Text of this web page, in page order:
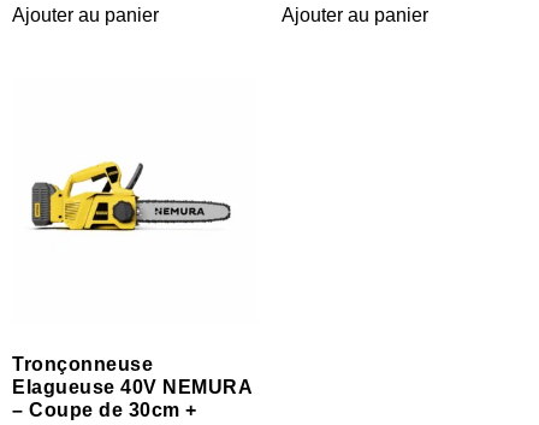
Ajouter au panier Ajouter au panier
Tronçonneuse
Elagueuse 40V NEMURA
– Coupe de 30cm +